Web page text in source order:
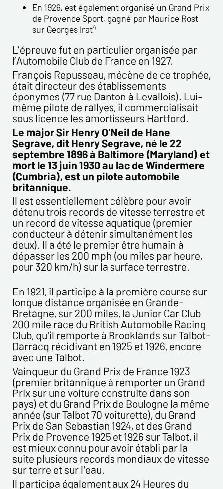
Les informations recueillies sur ce formulaire sont
enregistrées dans un fichier informatisé par ESTAMPE
MODERNE & SPORTIVE pour la gestion des achats et la gestion
de notre clientèle. Elles sont conservées pendant 3 ans et sont
destinées au service commercial. Conformément à la loi «
informatique et libertés », vous pouvez exercer votre droit
d'accès aux données vous concernant et les faire rectifier en
nous contactant. Nous vous informons de l’existence de la
liste d'opposition au démarchage téléphonique « Bloctel »,
sur laquelle vous pouvez vous inscrire ici :
https://conso.bloctel.fr/
En cochant cette case, j'accepte que les
informations saisies dans ce formulaire soient
utilisées pour me contacter dans le cadre de cet
échange commercial.
En cochant cette case, j'accepte de recevoir des
Lettres d'information de votre part concernant
votre activités.
* champs obligatoires
Envoyer
En 1926, est également organisé un Grand Prix
de Provence Sport, gagné par Maurice Rost
sur Georges Irat4.
L’épreuve fut en particulier organisée par
l’Automobile Club de France en 1927.
François Repusseau, mécène de ce trophée,
était directeur des établissements
éponymes (77 rue Danton à Levallois). Lui-
même pilote de rallyes, il commercialisait
sous licence les amortisseurs Hartford.
Le major Sir Henry O'Neil de Hane
Segrave, dit Henry Segrave, né le 22
septembre 1896 à Baltimore (Maryland) et
mort le 13 juin 1930 au lac de Windermere
(Cumbria), est un pilote automobile
britannique.
Il est essentiellement célèbre pour avoir
détenu trois records de vitesse terrestre et
un record de vitesse aquatique (premier
conducteur à détenir simultanément les
deux). Il a été le premier être humain à
dépasser les 200 mph (ou miles par heure,
pour 320 km/h) sur la surface terrestre.
En 1921, il participe à la première course sur
longue distance organisée en Grande-
Bretagne, sur 200 miles, la Junior Car Club
200 mile race du British Automobile Racing
Club, qu'il remporte à Brooklands sur Talbot-
Darracq récidivant en 1925 et 1926, encore
avec une Talbot.
Vainqueur du Grand Prix de France 1923
(premier britannique à remporter un Grand
Prix sur une voiture construite dans son
pays) et du Grand Prix de Boulogne la même
année (sur Talbot 70 voiturette), du Grand
Prix de San Sebastian 1924, et des Grand
Prix de Provence 1925 et 1926 sur Talbot, il
est mieux connu pour avoir établi par la
suite plusieurs records mondiaux de vitesse
sur terre et sur l'eau.
Il participa également aux 24 Heures du